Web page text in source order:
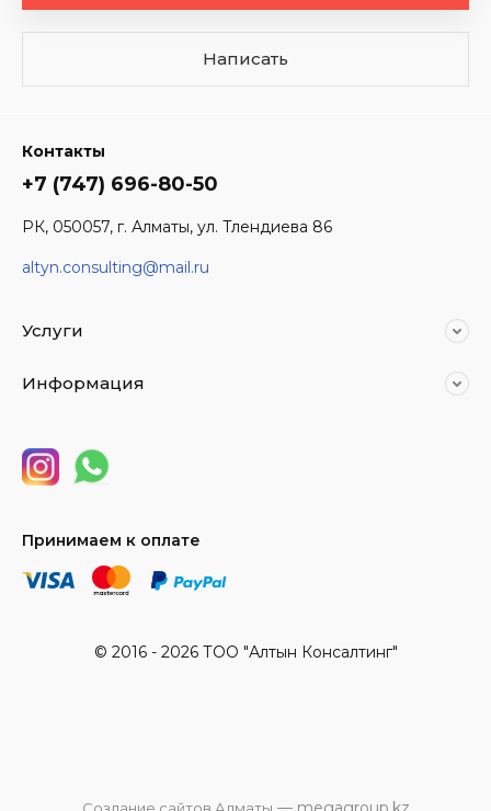
Написать
Контакты
+7 (747) 696-80-50
РК, 050057, г. Алматы, ул. Тлендиева 86
altyn.consulting@mail.ru
Услуги
Информация
Принимаем к оплате
© 2016 - 2026 ТОО "Алтын Консалтинг"